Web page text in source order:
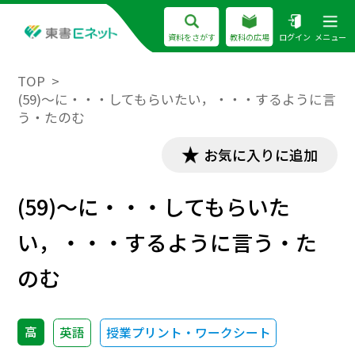
資料をさがす 教科の広場 ログイン メニュー
TOP
(59)～に・・・してもらいたい，・・・するように言
う・たのむ
お気に入りに追加
(59)～に・・・してもらいた
い，・・・するように言う・た
のむ
高 英語 授業プリント・ワークシート